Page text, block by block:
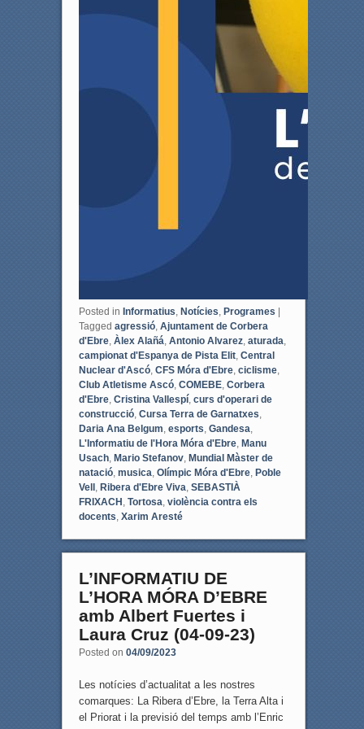
Posted in Informatius, Notícies, Programes
Tagged agressió, Ajuntament de Corbera
d'Ebre, Àlex Alañá, Antonio Alvarez, aturada,
campionat d'Espanya de Pista Elit, Central
Nuclear d'Ascó, CFS Móra d'Ebre, ciclisme,
Club Atletisme Ascó, COMEBE, Corbera
d'Ebre, Cristina Vallespí, curs d'operari de
construcció, Cursa Terra de Garnatxes,
Daria Ana Belgum, esports, Gandesa,
L'Informatiu de l'Hora Móra d'Ebre, Manu
Usach, Mario Stefanov, Mundial Màster de
natació, musica, Olímpic Móra d'Ebre, Poble
Vell , Ribera d'Ebre Viva, SEBASTIÀ
FRIXACH , Tortosa, violència contra els
docents, Xarim Aresté
L’INFORMATIU DE
L’HORA MÓRA D’EBRE
amb Albert Fuertes i
Laura Cruz (04-09-23)
Posted on 04/09/2023
Les notícies d’actualitat a les nostres
comarques: La Ribera d’Ebre, la Terra Alta i
el Priorat i la previsió del temps amb l’Enric